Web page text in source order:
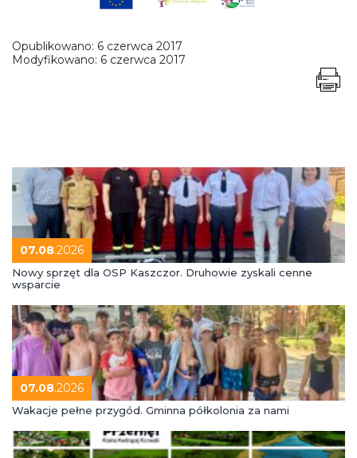
Opublikowano: 6 czerwca 2017
Modyfikowano: 6 czerwca 2017
07.08.2026
Nowy sprzęt dla OSP Kaszczor. Druhowie zyskali cenne
wsparcie
07.08.2026
Wakacje pełne przygód. Gminna półkolonia za nami